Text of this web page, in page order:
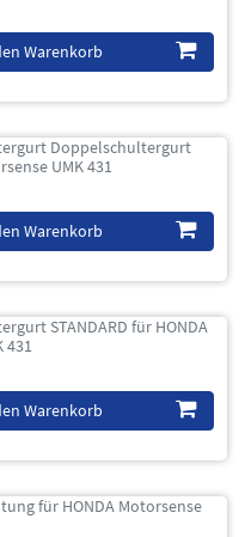
Warenkorb
Doppelschultergurt
UMK 431
Warenkorb
STANDARD für HONDA
431
Warenkorb
für HONDA Motorsense